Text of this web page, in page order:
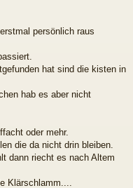
persönlich raus
hat sind die kisten in
hab es aber nicht
oder mehr.
die da nicht drin bleiben.
dann riecht es nach Altem
Klärschlamm....